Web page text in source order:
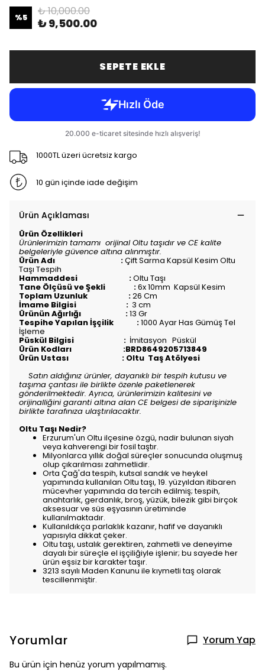
%5 ₺ 10,000.00
₺ 9,500.00
SEPETE EKLE
1000TL üzeri ücretsiz kargo
10 gün içinde iade değişim
Ürün Açıklaması
Ürün Özellikleri
Ürünlerimizin tamamı orijinal Oltu taşıdır ve CE kalite
belgeleriyle güvence altına alınmıştır.
Ürün Adı :Çift Sarma Kapsül Kesim Oltu
Taşı Tespih
Hammaddesi :Oltu Taşı
Tane Ölçüsü ve Şekli :6x 10mm Kapsül Kesim
Toplam Uzunluk :26 Cm
İmame Bilgisi : 3 cm
Ürünün Ağırlığı :13 Gr
Tespihe Yapılan İşçilik :1000 Ayar Has Gümüş Tel
İşleme
Püskül Bilgisi : İmitasyon Püskül
Ürün Kodları :BRD8649205713849
Ürün Ustası : Oltu Taş Atölyesi
Satın aldığınız ürünler, dayanıklı bir tespih kutusu ve
taşıma çantası ile birlikte özenle paketlenerek
gönderilmektedir. Ayrıca, ürünlerimizin kalitesini ve
orijinalliğini garanti altına alan CE belgesi de siparişinizle
birlikte tarafınıza ulaştırılacaktır.
Oltu Taşı Nedir?
Erzurum'un Oltu ilçesine özgü, nadir bulunan siyah
veya kahverengi bir fosil taştır.
Milyonlarca yıllık doğal süreçler sonucunda oluşmuş
olup çıkarılması zahmetlidir.
Orta Çağ'da tespih, kutsal sandık ve heykel
yapımında kullanılan Oltu taşı, 19. yüzyıldan itibaren
mücevher yapımında da tercih edilmiş; tespih,
anahtarlık, gerdanlık, broş, yüzük, bilezik gibi birçok
aksesuar ve süs eşyasının üretiminde
kullanılmaktadır.
Kullanıldıkça parlaklık kazanır, hafif ve dayanıklı
yapısıyla dikkat çeker.
Oltu taşı, ustalık gerektiren, zahmetli ve deneyime
dayalı bir süreçle el işçiliğiyle işlenir; bu sayede her
ürün eşsiz bir karakter taşır.
3213 sayılı Maden Kanunu ile kıymetli taş olarak
tescillenmiştir.
Yorumlar Yorum Yap
Bu ürün için henüz yorum yapılmamış.